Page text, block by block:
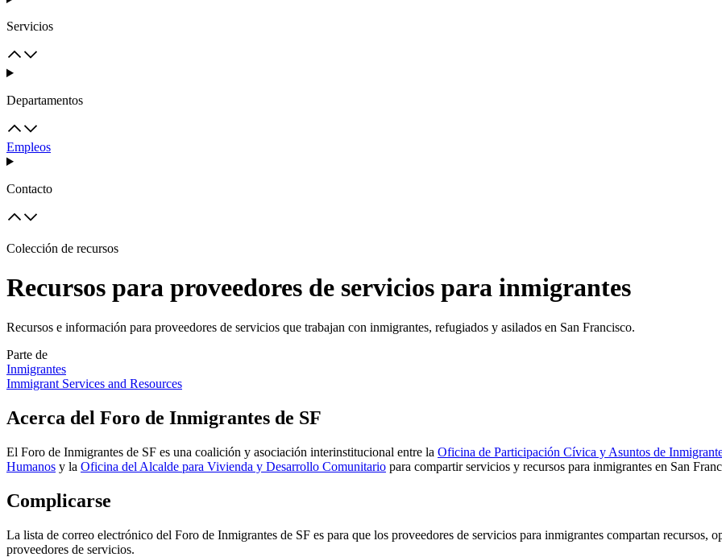
Servicios
Departamentos
Empleos
Contacto
Colección de recursos
Recursos para proveedores de servicios para inmigrantes
Recursos e información para proveedores de servicios que trabajan con inmigrantes, refugiados y asilados en San Francisco.
Parte de
Inmigrantes
Immigrant Services and Resources
Acerca del Foro de Inmigrantes de SF
El Foro de Inmigrantes de SF es una coalición y asociación interinstitucional entre la Oficina de Participación Cívica y Asuntos de
Humanos y la Oficina del Alcalde para Vivienda y Desarrollo Comunitario para compartir servicios y recursos para inmigrantes en San
Complicarse
La lista de correo electrónico del Foro de Inmigrantes de SF es para que los proveedores de servicios para inmigrantes compartan recursos,
proveedores de servicios.